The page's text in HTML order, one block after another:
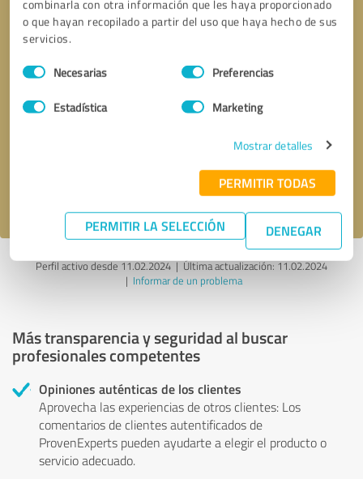
combinarla con otra información que les haya proporcionado
o que hayan recopilado a partir del uso que haya hecho de sus
servicios.
Selección
de
Necesarias Preferencias
Estadística Marketing
Mostrar detalles
PERMITIR TODAS
PERMITIR LA SELECCIÓN DENEGAR
Solicitar una llamada * campos obligatorios
Perfil activo desde 11.02.2024 |Última actualización: 11.02.2024
| Informar de un problema
Más transparencia y seguridad al buscar
profesionales competentes
Opiniones auténticas de los clientes
Aprovecha las experiencias de otros clientes: Los
comentarios de clientes autentificados de
ProvenExperts pueden ayudarte a elegir el producto o
servicio adecuado.